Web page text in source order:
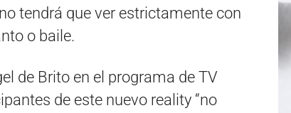
tendrá que ver estrictamente con
o baile.
de Brito en el programa de TV
de este nuevo reality “no